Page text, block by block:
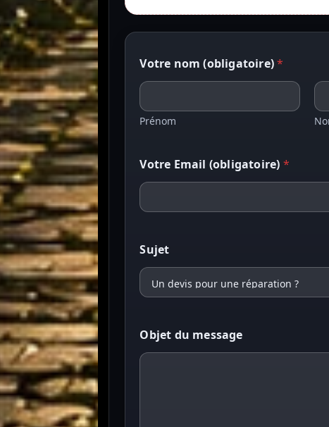
Votre nom (obligatoire)*
Prénom
Votre Email (obligatoire) *
Sujet
Objet du message